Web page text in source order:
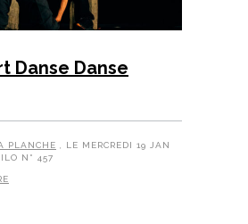
Danse Danse
PLANCHE
, LE MERCREDI 19 JAN
N° 457